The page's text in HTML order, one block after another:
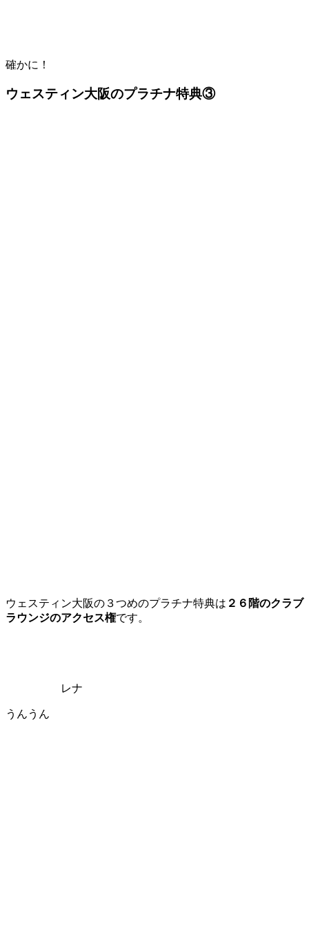
確かに！
ウェスティン大阪のプラチナ特典③
ウェスティン大阪の３つめのプラチナ特典は ２６階のクラブ
ラウンジのアクセス権です。
レナ
うんうん